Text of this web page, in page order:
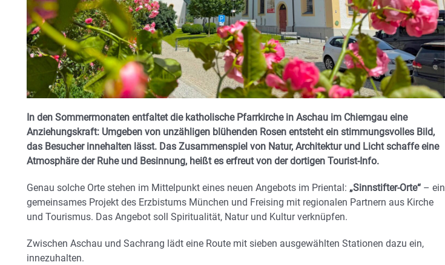
In den Sommermonaten entfaltet die katholische Pfarrkirche in Aschau im Chiemgau eine
Anziehungskraft: Umgeben von unzähligen blühenden Rosen entsteht ein stimmungsvolles Bild,
das Besucher innehalten lässt. Das Zusammenspiel von Natur, Architektur und Licht schaffe eine
Atmosphäre der Ruhe und Besinnung, heißt es erfreut von der dortigen Tourist-Info.
Genau solche Orte stehen im Mittelpunkt eines neuen Angebots im Priental: „Sinnstifter-Orte“ – ein
gemeinsames Projekt des Erzbistums München und Freising mit regionalen Partnern aus Kirche
und Tourismus. Das Angebot soll Spiritualität, Natur und Kultur verknüpfen.
Zwischen Aschau und Sachrang lädt eine Route mit sieben ausgewählten Stationen dazu ein,
innezuhalten.